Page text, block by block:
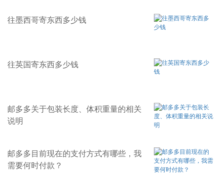
往墨西哥寄东西多少钱
往英国寄东西多少钱
邮多多关于包装长度、体积重量的相关
说明
邮多多目前现在的支付方式有哪些，我
需要何时付款？